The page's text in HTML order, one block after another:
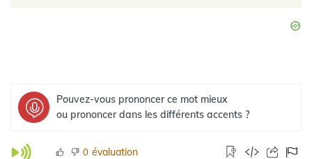
Pouvez-vous prononcer ce mot mieux
ou prononcer dans les différents accents ?
0 évaluation